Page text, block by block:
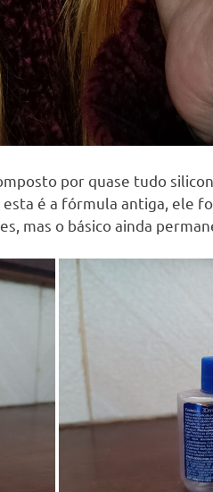
por quase tudo
esta é a fórmula antiga, ele
mas o básico ainda